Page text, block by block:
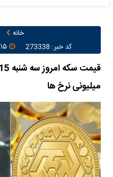
خانه
کد خبر: 273338
۱۵/اردیبهشت/۱۴۰۵ ۱۵:۲۸:۳۴
میلیونی نرخ ها